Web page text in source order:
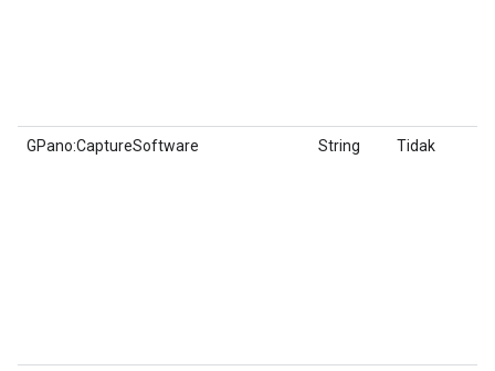
GPano:CaptureSoftware String Tidak